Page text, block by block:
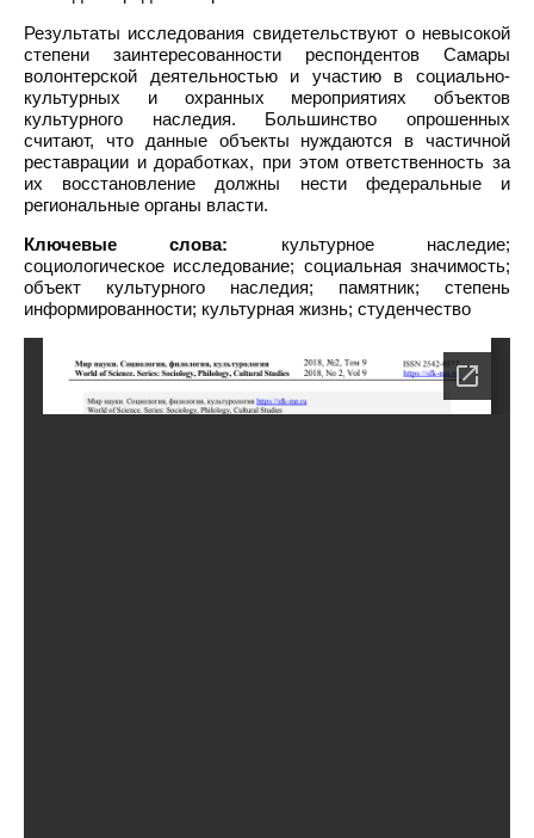
Результаты исследования свидетельствуют о невысокой
степени заинтересованности респондентов Самары
волонтерской деятельностью и участию в социально-
культурных и охранных мероприятиях объектов
культурного наследия. Большинство опрошенных
считают, что данные объекты нуждаются в частичной
реставрации и доработках, при этом ответственность за
их восстановление должны нести федеральные и
региональные органы власти.
Ключевые слова: культурное наследие;
социологическое исследование; социальная значимость;
объект культурного наследия; памятник; степень
информированности; культурная жизнь; студенчество